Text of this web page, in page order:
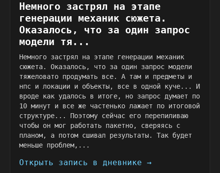
Немного застрял на этапе
генерации механик сюжета.
Оказалось, что за один запрос
модели тя...
Немного застрял на этапе генерации механик
сюжета. Оказалось, что за один запрос модели
тяжеловато продумать все. А там и предметы и
нпс и локации и объекты, все в одной куче... И
вроде как удалось в итоге, но запрос думает по
10 минут и все же частенько лажает по итоговой
структуре... Поэтому сейчас его перепиливаю
чтобы он мог работать пакетно, сверяясь с
планом, а потом сшивал результаты. Так будет
меньше проблем,...
Открыть запись в дневнике →